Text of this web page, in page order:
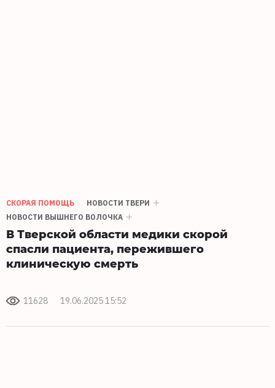
СКОРАЯ ПОМОЩЬ
НОВОСТИ ТВЕРИ
НОВОСТИ ВЫШНЕГО ВОЛОЧКА
В Тверской области медики скорой
спасли пациента, пережившего
клиническую смерть
11628 19.06.2025 15:52